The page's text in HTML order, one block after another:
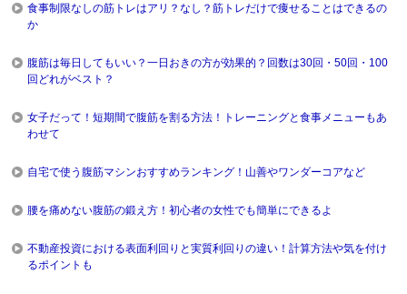
食事制限なしの筋トレはアリ？なし？筋トレだけで痩せることはできるの
か
腹筋は毎日してもいい？一日おきの方が効果的？回数は30回・50回・100
回どれがベスト？
女子だって！短期間で腹筋を割る方法！トレーニングと食事メニューもあ
わせて
自宅で使う腹筋マシンおすすめランキング！山善やワンダーコアなど
腰を痛めない腹筋の鍛え方！初心者の女性でも簡単にできるよ
不動産投資における表面利回りと実質利回りの違い！計算方法や気を付け
るポイントも